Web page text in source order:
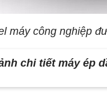
máy công nghiệp
chi tiết máy ép